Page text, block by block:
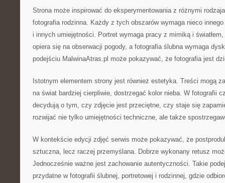
Strona może inspirować do eksperymentowania z różnymi
fotografia rodzinna. Każdy z tych obszarów wymaga nieco
i innych umiejętności. Portret wymaga pracy z mimiką i
opiera się na obserwacji pogody, a fotografia ślubna wymaga
podejściu MalwinaAtras.pl może pokazywać, że fotografia jest
Istotnym elementem strony jest również estetyka. Treści mogą
na świat bardziej cierpliwie, dostrzegać kolor nieba. W fotografii
decydują o tym, czy zdjęcie jest przeciętne, czy staje się
rozwijać nie tylko umiejętności techniczne, ale także
W kontekście edycji zdjęć serwis może pokazywać, że
sztuczna, lecz raczej przemyślana. Dobrze wykonany retusz
Jednocześnie ważne jest zachowanie autentyczności. Takie
przydatne w fotografii ślubnej, portretowej i rodzinnej, gdzie